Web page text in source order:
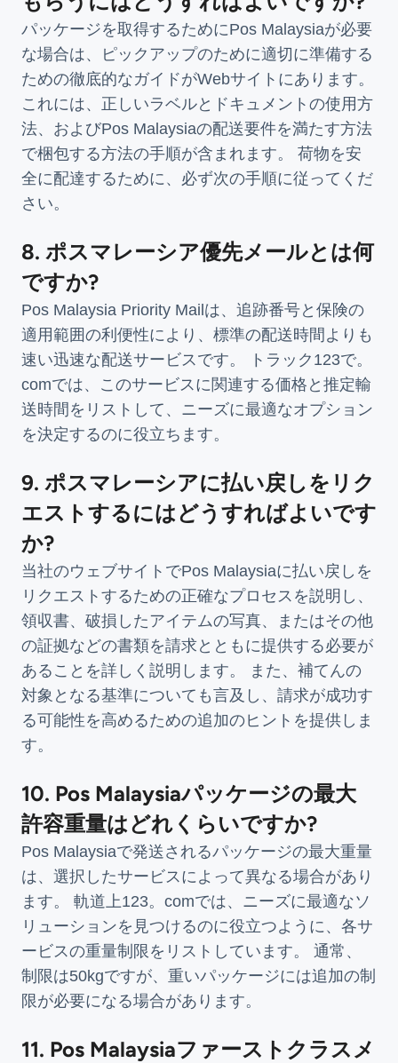
パッケージを取得するためにPos Malaysiaが必要
な場合は、ピックアップのために適切に準備する
ための徹底的なガイドがWebサイトにあります。
これには、正しいラベルとドキュメントの使用方
法、およびPos Malaysiaの配送要件を満たす方法
で梱包する方法の手順が含まれます。 荷物を安
全に配達するために、必ず次の手順に従ってくだ
さい。
8. ポスマレーシア優先メールとは何
ですか?
Pos Malaysia Priority Mailは、追跡番号と保険の
適用範囲の利便性により、標準の配送時間よりも
速い迅速な配送サービスです。 トラック123で。
comでは、このサービスに関連する価格と推定輸
送時間をリストして、ニーズに最適なオプション
を決定するのに役立ちます。
9. ポスマレーシアに払い戻しをリク
エストするにはどうすればよいです
か?
当社のウェブサイトでPos Malaysiaに払い戻しを
リクエストするための正確なプロセスを説明し、
領収書、破損したアイテムの写真、またはその他
の証拠などの書類を請求とともに提供する必要が
あることを詳しく説明します。 また、補てんの
対象となる基準についても言及し、請求が成功す
る可能性を高めるための追加のヒントを提供しま
す。
10. Pos Malaysiaパッケージの最大
許容重量はどれくらいですか?
Pos Malaysiaで発送されるパッケージの最大重量
は、選択したサービスによって異なる場合があり
ます。 軌道上123。comでは、ニーズに最適なソ
リューションを見つけるのに役立つように、各サ
ービスの重量制限をリストしています。 通常、
制限は50kgですが、重いパッケージには追加の制
限が必要になる場合があります。
11. Pos Malaysiaファーストクラスメ